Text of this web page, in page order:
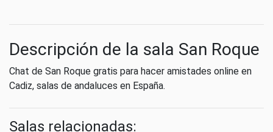
Descripción de la sala San Roque
Chat de San Roque gratis para hacer amistades online en
Cadiz, salas de andaluces en España.
Salas relacionadas: